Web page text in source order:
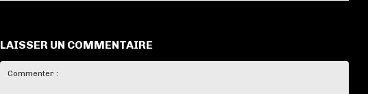
LAISSER UN COMMENTAIRE